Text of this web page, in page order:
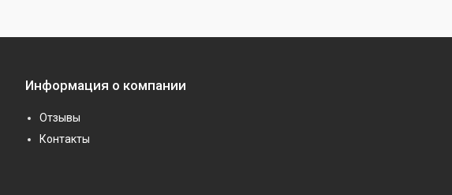
Информация о компании
Отзывы
Контакты